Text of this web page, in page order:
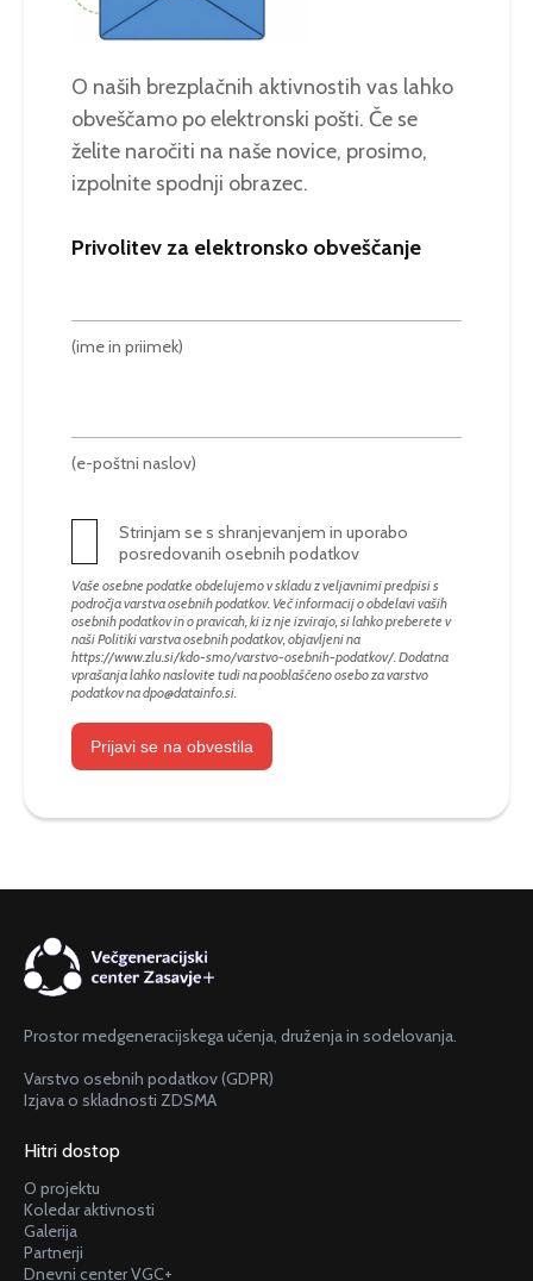
O naših brezplačnih aktivnostih vas lahko
obveščamo po elektronski pošti. Če se
želite naročiti na naše novice, prosimo,
izpolnite spodnji obrazec.
Privolitev za elektronsko obveščanje
(ime in priimek)
(e-poštni naslov)
Strinjam se s shranjevanjem in uporabo
posredovanih osebnih podatkov
Vaše osebne podatke obdelujemo v skladu z veljavnimi predpisi s
področja varstva osebnih podatkov. Več informacij o obdelavi vaših
osebnih podatkov in o pravicah, ki iz nje izvirajo, si lahko preberete v
naši Politiki varstva osebnih podatkov, objavljeni na
https://www.zlu.si/kdo-smo/varstvo-osebnih-podatkov/. Dodatna
vprašanja lahko naslovite tudi na pooblaščeno osebo za varstvo
podatkov nadpo@datainfo.si
Prijavi se na obvestila
Prostor medgeneracijskega učenja, druženja in sodelovanja.
Varstvo osebnih podatkov (GDPR)
Izjava o skladnosti ZDSMA
Hitri dostop
O projektu
Koledar aktivnosti
Galerija
Partnerji
Dnevni center VGC+